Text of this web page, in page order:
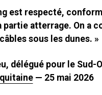
est respecté,
partie atterrage. On a
sous les dunes. »
délégué pour le Sud-
— 25 mai 2026